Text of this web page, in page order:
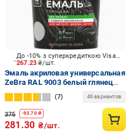
267.23₴/шт.
До -10% з суперкредиткою Visa Вигода
Эмаль акриловая универсальная
ZeBra RAL 9003 белый глянец
0,7 кг
7 46 вариантов
375 -93.70₴
281.30 ₴/шт.